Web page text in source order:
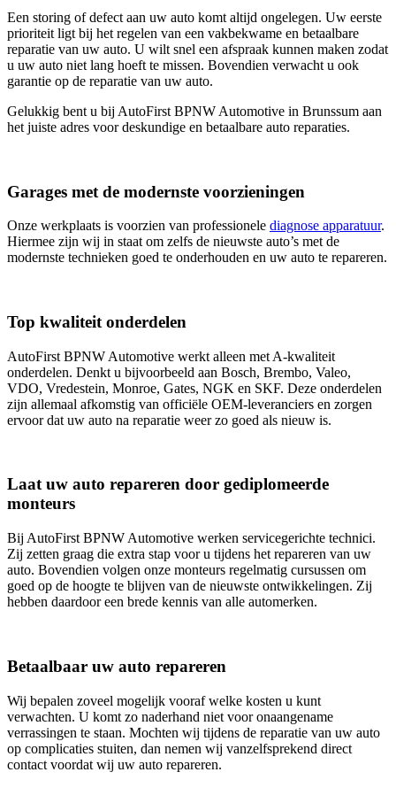
Een storing of defect aan uw auto komt altijd ongelegen. Uw eerste
prioriteit ligt bij het regelen van een vakbekwame en betaalbare
reparatie van uw auto. U wilt snel een afspraak kunnen maken zodat
u uw auto niet lang hoeft te missen. Bovendien verwacht u ook
garantie op de reparatie van uw auto.
Gelukkig bent u bij AutoFirst BPNW Automotive in Brunssum aan
het juiste adres voor deskundige en betaalbare auto reparaties.
Garages met de modernste voorzieningen
Onze werkplaats is voorzien van professionele diagnose apparatuur.
Hiermee zijn wij in staat om zelfs de nieuwste auto’s met de
modernste technieken goed te onderhouden en uw auto te repareren.
Top kwaliteit onderdelen
AutoFirst BPNW Automotive werkt alleen met A-kwaliteit
onderdelen. Denkt u bijvoorbeeld aan Bosch, Brembo, Valeo,
VDO, Vredestein, Monroe, Gates, NGK en SKF. Deze onderdelen
zijn allemaal afkomstig van officiële OEM-leveranciers en zorgen
ervoor dat uw auto na reparatie weer zo goed als nieuw is.
Laat uw auto repareren door gediplomeerde
monteurs
Bij AutoFirst BPNW Automotive werken servicegerichte technici.
Zij zetten graag die extra stap voor u tijdens het repareren van uw
auto. Bovendien volgen onze monteurs regelmatig cursussen om
goed op de hoogte te blijven van de nieuwste ontwikkelingen. Zij
hebben daardoor een brede kennis van alle automerken.
Betaalbaar uw auto repareren
Wij bepalen zoveel mogelijk vooraf welke kosten u kunt
verwachten. U komt zo naderhand niet voor onaangename
verrassingen te staan. Mochten wij tijdens de reparatie van uw auto
op complicaties stuiten, dan nemen wij vanzelfsprekend direct
contact voordat wij uw auto repareren.